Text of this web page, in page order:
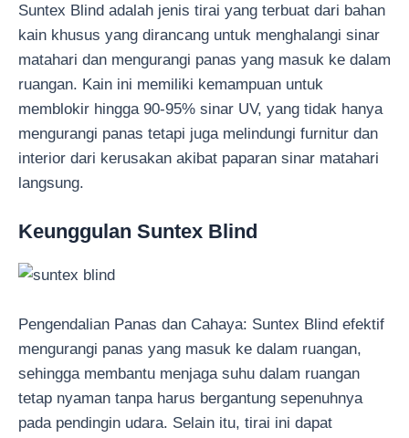
Suntex Blind adalah jenis tirai yang terbuat dari bahan
kain khusus yang dirancang untuk menghalangi sinar
matahari dan mengurangi panas yang masuk ke dalam
ruangan. Kain ini memiliki kemampuan untuk
memblokir hingga 90-95% sinar UV, yang tidak hanya
mengurangi panas tetapi juga melindungi furnitur dan
interior dari kerusakan akibat paparan sinar matahari
langsung.
Keunggulan Suntex Blind
Pengendalian Panas dan Cahaya: Suntex Blind efektif
mengurangi panas yang masuk ke dalam ruangan,
sehingga membantu menjaga suhu dalam ruangan
tetap nyaman tanpa harus bergantung sepenuhnya
pada pendingin udara. Selain itu, tirai ini dapat